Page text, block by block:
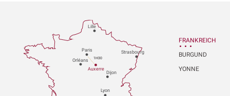
Paris
Dijon
Orléans
Lyon
Auxerre
Strasbourg
Lille
1H30
FRANKREICH
BURGUND
YONNE